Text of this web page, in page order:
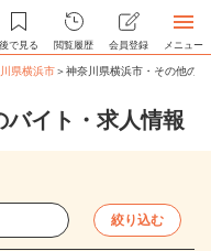
後で見る 閲覧履歴 会員登録 メニュー
県横浜市＞神奈川県横浜市・その他の
バイト・求人情報
絞り込む